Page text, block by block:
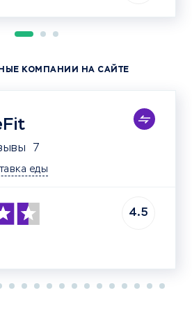
КОМПАНИИ НА САЙТЕ
7
еды
4.5